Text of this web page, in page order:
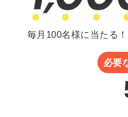
毎月100名様に当たる
必要